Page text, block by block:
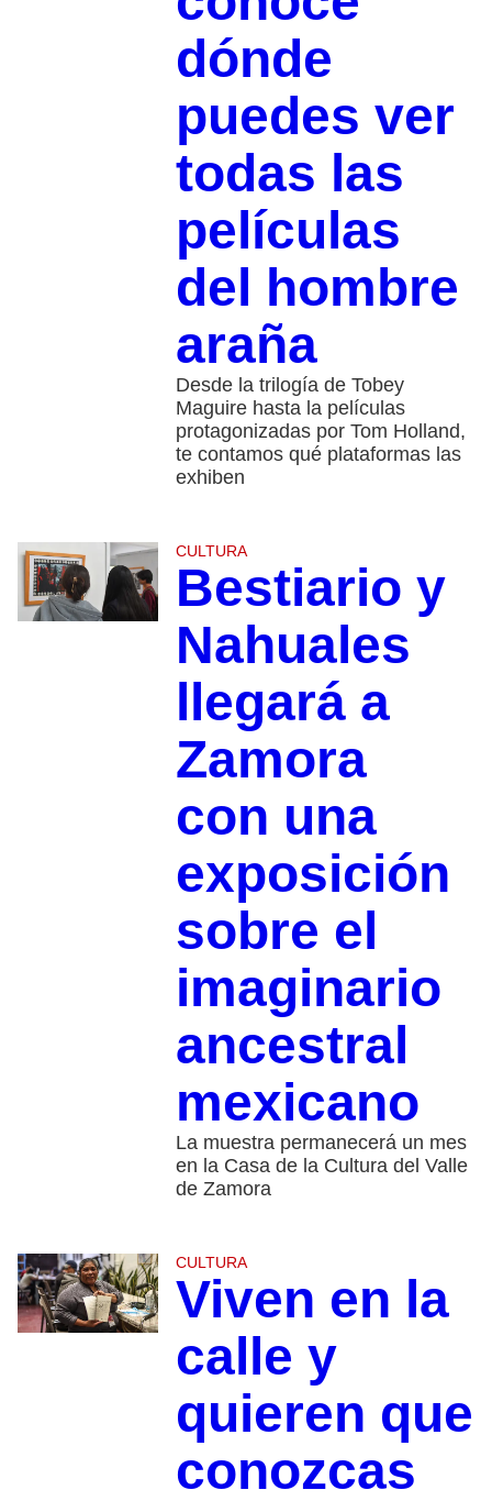
dónde
puedes ver
todas las
películas
del hombre
araña
Desde la trilogía de Tobey
Maguire hasta la películas
protagonizadas por Tom Holland,
te contamos qué plataformas las
exhiben
CULTURA
Bestiario y
Nahuales
llegará a
Zamora
con una
exposición
sobre el
imaginario
ancestral
mexicano
La muestra permanecerá un mes
en la Casa de la Cultura del Valle
de Zamora
CULTURA
Viven en la
calle y
quieren que
conozcas